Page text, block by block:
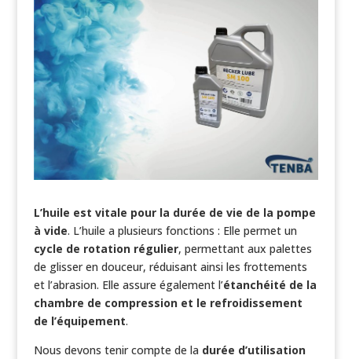
L’huile est vitale pour la durée de vie de la pompe
à vide. L’huile a plusieurs fonctions : Elle permet un
cycle de rotation régulier, permettant aux palettes
de glisser en douceur, réduisant ainsi les frottements
et l’abrasion. Elle assure également l’étanchéité de la
chambre de compression et le refroidissement
de l’équipement.
Nous devons tenir compte de la durée d’utilisation